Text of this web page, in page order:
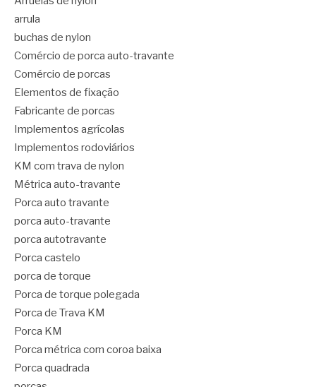
arrula
buchas de nylon
Comércio de porca auto-travante
Comércio de porcas
Elementos de fixação
Fabricante de porcas
Implementos agrícolas
Implementos rodoviários
KM com trava de nylon
Métrica auto-travante
Porca auto travante
porca auto-travante
porca autotravante
Porca castelo
porca de torque
Porca de torque polegada
Porca de Trava KM
Porca KM
Porca métrica com coroa baixa
Porca quadrada